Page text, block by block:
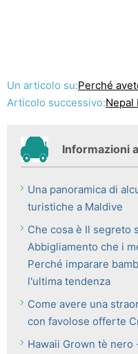
Un articolo su:Perché avete
Articolo successivo:Nepal
Informazioni
Una panoramica di
turistiche a Maldive
Che cosa è Il segreto
Abbigliamento che i
Perché imparare
l'ultima tendenza
Come avere una
con favolose offerte
Hawaii Grown tè nero